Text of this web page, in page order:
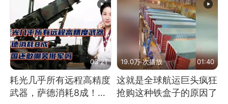
03:21
耗光几乎所有远程高精度
武器，萨德消耗8成！美
19.0万 次播放 01:40
这就是全球航运巨头疯狂
抢购这种铁盒子的原因了